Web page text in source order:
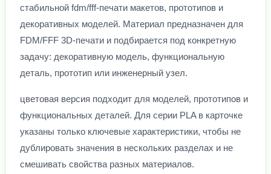
стабильной fdm/fff-печати макетов, прототипов и
декоративных моделей. Материал предназначен для
FDM/FFF 3D-печати и подбирается под конкретную
задачу: декоративную модель, функциональную
деталь, прототип или инженерный узел.
цветовая версия подходит для моделей, прототипов и
функциональных деталей. Для серии PLA в карточке
указаны только ключевые характеристики, чтобы не
дублировать значения в нескольких разделах и не
смешивать свойства разных материалов.